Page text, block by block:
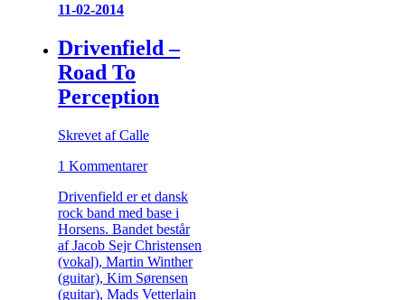
11-02-2014
Drivenfield –
Road To
Perception
Skrevet af Calle
1 Kommentarer
Drivenfield er et dansk
rock band med base i
Horsens. Bandet består
af Jacob Sejr Christensen
(vokal), Martin Winther
(guitar), Kim Sørensen
(guitar), Mads Vetterlain